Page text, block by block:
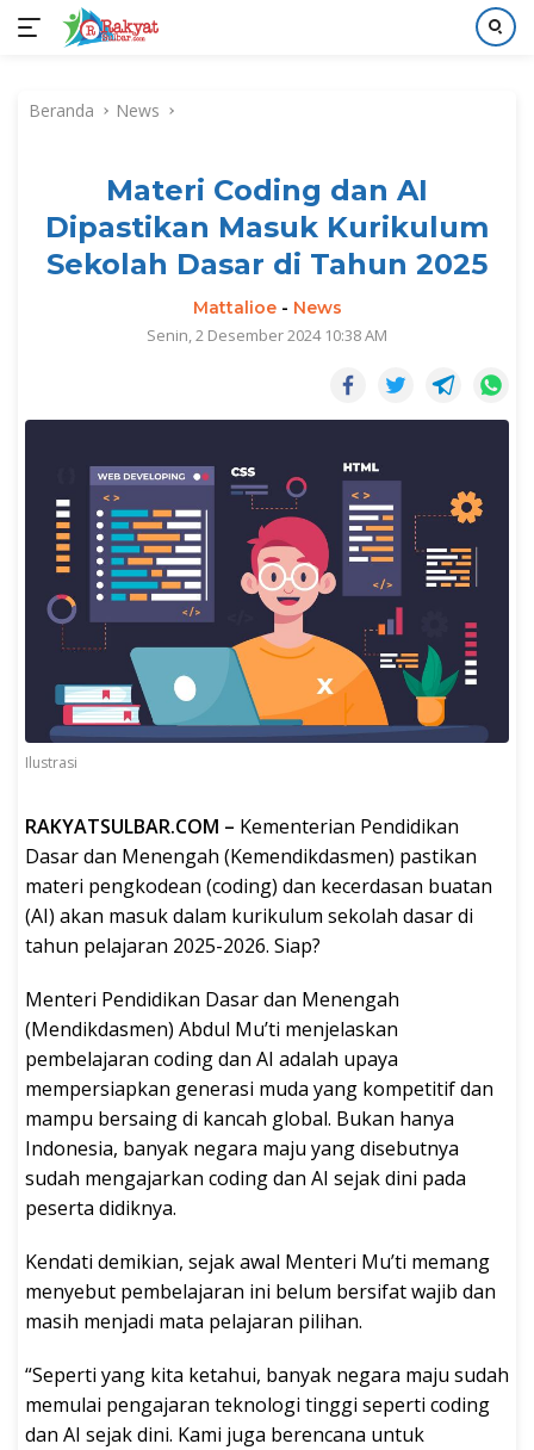
kontenBeranda News
Materi Coding dan AI
Dipastikan Masuk Kurikulum
Sekolah Dasar di Tahun 2025
Mattalioe- News
Senin, 2 Desember 2024 10:38 AM
Ilustrasi
RAKYATSULBAR.COM – Kementerian Pendidikan
Dasar dan Menengah (Kemendikdasmen) pastikan
materi pengkodean (coding) dan kecerdasan buatan
(AI) akan masuk dalam kurikulum sekolah dasar di
tahun pelajaran 2025-2026. Siap?
Menteri Pendidikan Dasar dan Menengah
(Mendikdasmen) Abdul Mu’ti menjelaskan
pembelajaran coding dan AI adalah upaya
mempersiapkan generasi muda yang kompetitif dan
mampu bersaing di kancah global. Bukan hanya
Indonesia, banyak negara maju yang disebutnya
sudah mengajarkan coding dan AI sejak dini pada
peserta didiknya.
Kendati demikian, sejak awal Menteri Mu’ti memang
menyebut pembelajaran ini belum bersifat wajib dan
masih menjadi mata pelajaran pilihan.
“Seperti yang kita ketahui, banyak negara maju sudah
memulai pengajaran teknologi tinggi seperti coding
dan AI sejak dini. Kami juga berencana untuk